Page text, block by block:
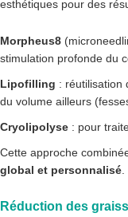
esthétiques pour des
Morpheus8
stimulation profonde du
Lipofilling : réutilisation
du volume ailleurs
Cryolipolyse : pour
Cette approche
global et personnalisé
Réduction des